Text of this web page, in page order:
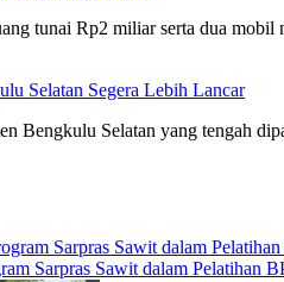
tunai Rp2 miliar serta dua
Selatan Segera Lebih Lancar
Bengkulu Selatan yang tengah
Sarpras Sawit dalam Pelatihan